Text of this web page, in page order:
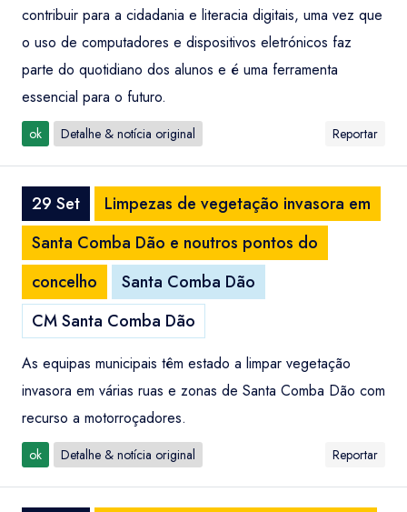
contribuir para a cidadania e literacia digitais, uma vez que
o uso de computadores e dispositivos eletrónicos faz
parte do quotidiano dos alunos e é uma ferramenta
essencial para o futuro.
ok Detalhe & notícia original Reportar
29 Set
Limpezas de vegetação invasora em
Santa Comba Dão e noutros pontos do
concelho
Santa Comba Dão
CM Santa Comba Dão
As equipas municipais têm estado a limpar vegetação
invasora em várias ruas e zonas de Santa Comba Dão com
recurso a motorroçadores.
ok Detalhe & notícia original Reportar